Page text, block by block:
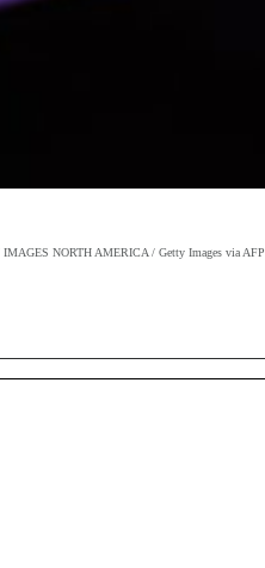
NORTH AMERICA / Getty Images via AFP